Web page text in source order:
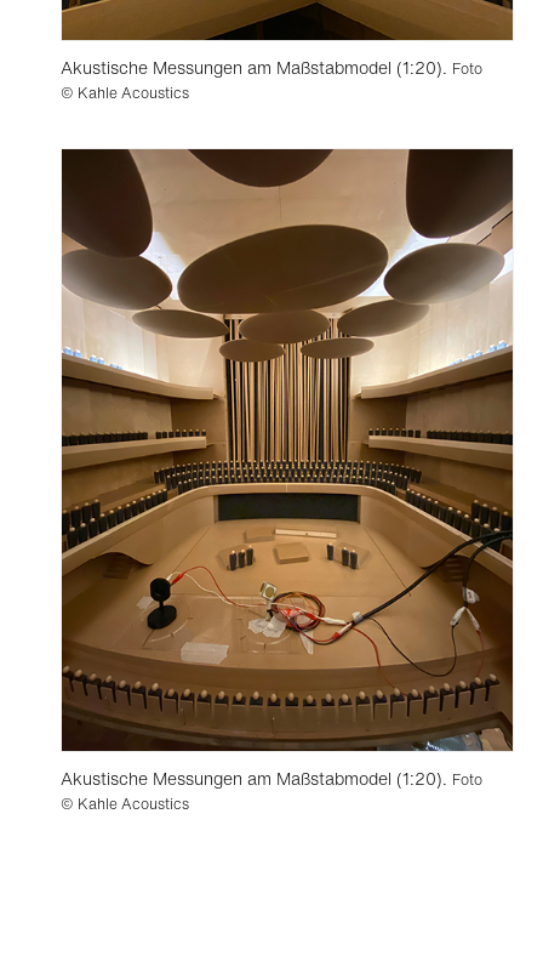
Akustische Messungen am Maßstabmodel (1:20). Foto
© Kahle Acoustics
Akustische Messungen am Maßstabmodel (1:20). Foto
© Kahle Acoustics